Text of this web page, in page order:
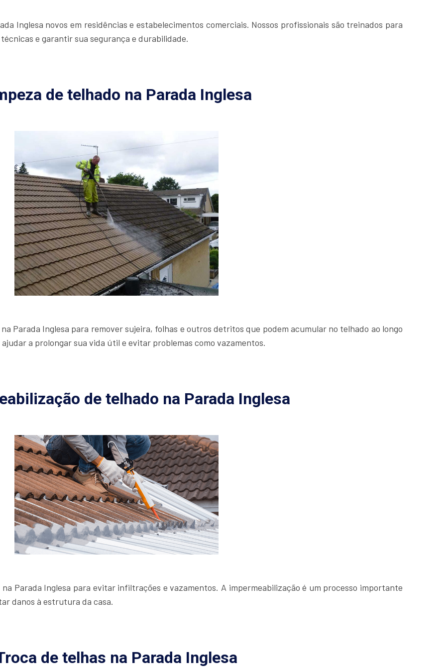
Inglesa novos em residências e estabelecimentos comerciais. Nossos profissionais são treinados para
e garantir sua segurança e durabilidade.
de telhado na Parada Inglesa
Parada Inglesa para remover sujeira, folhas e outros detritos que podem acumular no telhado ao longo
a prolongar sua vida útil e evitar problemas como vazamentos.
de telhado na Parada Inglesa
Parada Inglesa para evitar infiltrações e vazamentos. A impermeabilização é um processo importante
danos à estrutura da casa.
de telhas na Parada Inglesa